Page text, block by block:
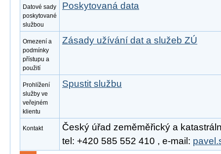
Datové sady
poskytované
službou
Poskytovaná data
Omezení a
podmínky
přístupu a
použití
Zásady užívání dat a služeb ZÚ
Prohlížení
služby ve
veřejném
klientu
Spustit službu
Kontakt
Český úřad zeměměřický a
tel: +420 585 552 410 , e-mail: